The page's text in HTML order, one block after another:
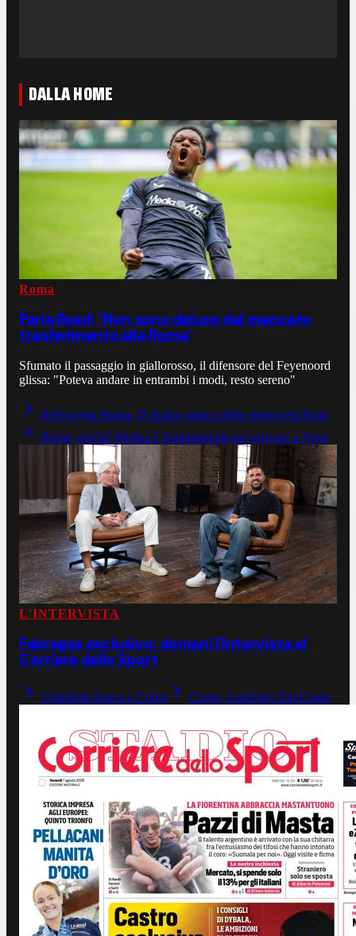
DALLA HOME
Roma
Parla Read: "Non sono deluso dal mancato
trasferimento alla Roma"
Sfumato il passaggio in giallorosso, il difensore del Feyenoord
glissa: "Poteva andare in entrambi i modi, resto sereno"
Retroscena Roma, D'Amico stanco della telenovela Read
Roma, perché Molina è fondamentale per arrivare a Nusa
L'INTERVISTA
Fabregas esclusivo: domani l'intervista al
Corriere dello Sport
Chalobah sbarca a Como Como, è arrivato Yan Couto